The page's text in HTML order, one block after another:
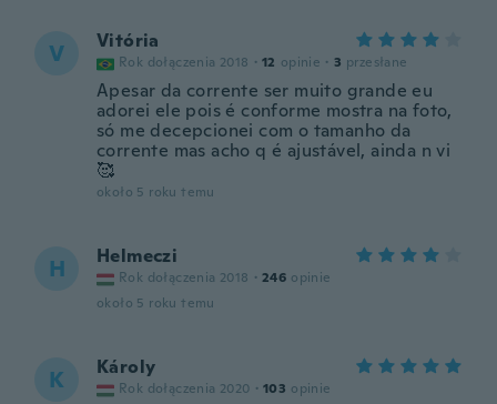
V Vitória
Rok dołączenia 2018 · 12 opinie · 3 przesłane
Apesar da corrente ser muito grande eu
adorei ele pois é conforme mostra na foto,
só me decepcionei com o tamanho da
corrente mas acho q é ajustável, ainda n vi
🥰
około 5 roku temu
H Helmeczi
Rok dołączenia 2018 · 246 opinie
około 5 roku temu
K Károly
Rok dołączenia 2020 · 103 opinie